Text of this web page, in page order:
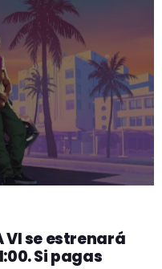
VI se estrenará
Si pagas